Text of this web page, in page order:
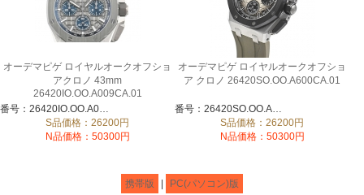
オーデマピゲ ロイヤルオークオフショ
アクロノ 43mm
26420IO.OO.A009CA.01
番号：26420IO.OO.A009CA.01
S品価格：26200円
N品価格：50300円
オーデマピゲ ロイヤルオークオフショ
ア クロノ 26420SO.OO.A600CA.01
番号：26420SO.OO.A600CA.01
S品価格：26200円
N品価格：50300円
携帯版 PC(パソコン)版